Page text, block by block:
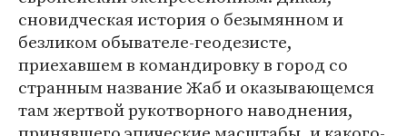
сновидческая история о безымянном и
безликом обывателе-геодезисте,
приехавшем в командировку в город со
странным название Жаб и оказывающемся
там жертвой рукотворного наводнения,